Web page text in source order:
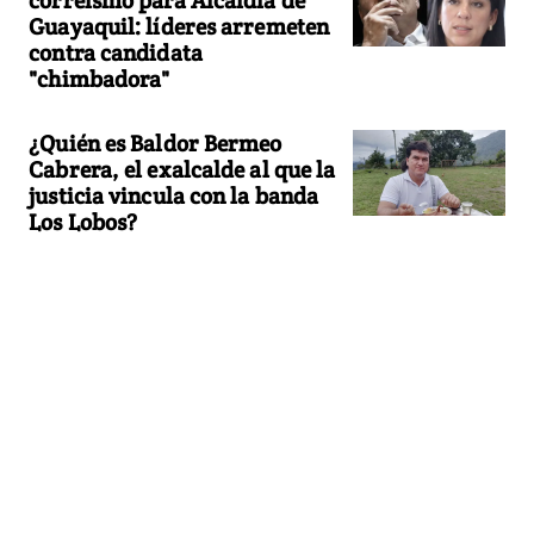
Guayaquil: líderes arremeten
contra candidata
"chimbadora"
¿Quién es Baldor Bermeo
Cabrera, el exalcalde al que la
justicia vincula con la banda
Los Lobos?